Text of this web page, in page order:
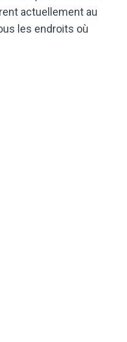
actuellement au
les endroits où